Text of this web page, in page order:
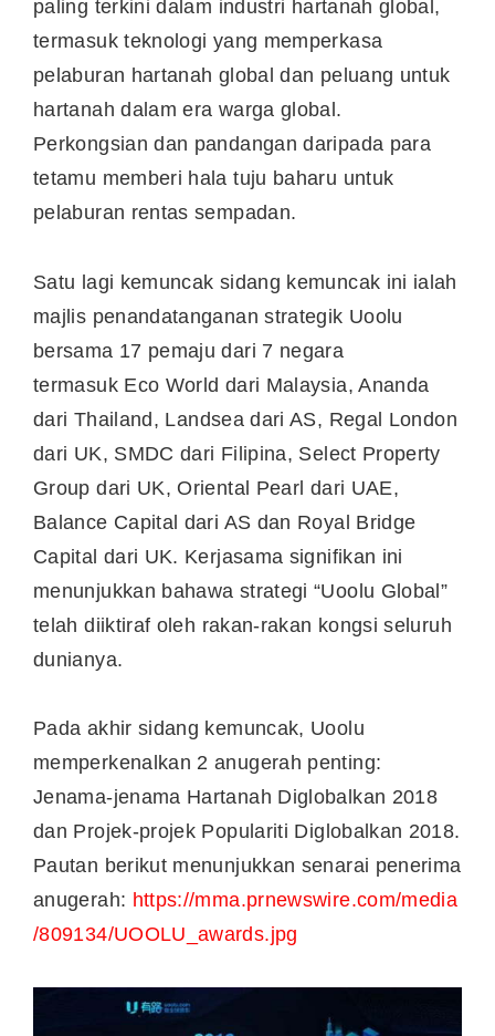
paling terkini dalam industri hartanah global,
termasuk teknologi yang memperkasa
pelaburan hartanah global dan peluang untuk
hartanah dalam era warga global.
Perkongsian dan pandangan daripada para
tetamu memberi hala tuju baharu untuk
pelaburan rentas sempadan.
Satu lagi kemuncak sidang kemuncak ini ialah
majlis penandatanganan strategik Uoolu
bersama 17 pemaju dari 7 negara
termasuk Eco World dari Malaysia, Ananda
dari Thailand, Landsea dari AS, Regal London
dari UK, SMDC dari Filipina, Select Property
Group dari UK, Oriental Pearl dari UAE,
Balance Capital dari AS dan Royal Bridge
Capital dari UK. Kerjasama signifikan ini
menunjukkan bahawa strategi “Uoolu Global”
telah diiktiraf oleh rakan-rakan kongsi seluruh
dunianya.
Pada akhir sidang kemuncak, Uoolu
memperkenalkan 2 anugerah penting:
Jenama-jenama Hartanah Diglobalkan 2018
dan Projek-projek Populariti Diglobalkan 2018.
Pautan berikut menunjukkan senarai penerima
anugerah: https://mma.prnewswire.com/media
/809134/UOOLU_awards.jpg